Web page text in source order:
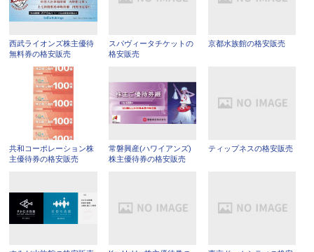
西武ライオンズ株主優待
無料券の格安販売
スパヴィータチケットの
格安販売
京都水族館の格安販売
共和コーポレーション株
主優待券の格安販売
常磐興産(ハワイアンズ)
株主優待券の格安販売
ティップネスの格安販売